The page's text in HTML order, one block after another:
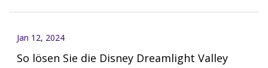
Jan 12, 2024
So lösen Sie die Disney Dreamlight Valley